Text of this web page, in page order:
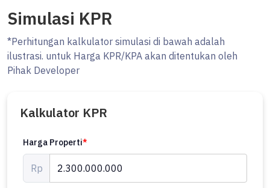
Simulasi KPR
*Perhitungan kalkulator simulasi di bawah adalah
ilustrasi. untuk Harga KPR/KPA akan ditentukan oleh
Pihak Developer
Kalkulator KPR
Harga Properti*
Rp